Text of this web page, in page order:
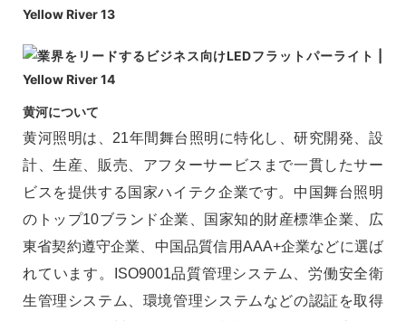
黄河について
黄河照明は、21年間舞台照明に特化し、研究開発、設
計、生産、販売、アフターサービスまで一貫したサー
ビスを提供する国家ハイテク企業です。中国舞台照明
のトップ10ブランド企業、国家知的財産標準企業、広
東省契約遵守企業、中国品質信用AAA+企業などに選ば
れています。ISO9001品質管理システム、労働安全衛
生管理システム、環境管理システムなどの認証を取得